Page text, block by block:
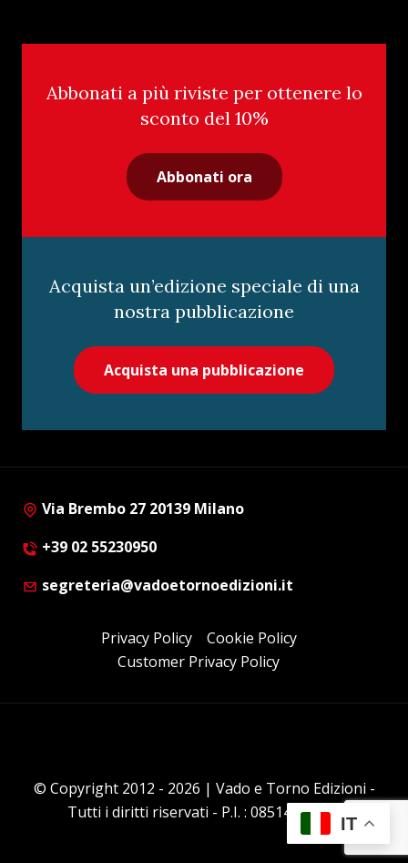
Abbonati a più riviste per ottenere lo
sconto del 10%
Abbonati ora
Acquista un’edizione speciale di una
nostra pubblicazione
Acquista una pubblicazione
Via Brembo 27 20139 Milano
+39 02 55230950
segreteria@vadoetornoedizioni.it
Privacy Policy
Cookie Policy
Customer Privacy Policy
© Copyright 2012 - 2026 | Vado e Torno Edizioni -
Tutti i diritti riservati - P.I. : 08514160152
IT